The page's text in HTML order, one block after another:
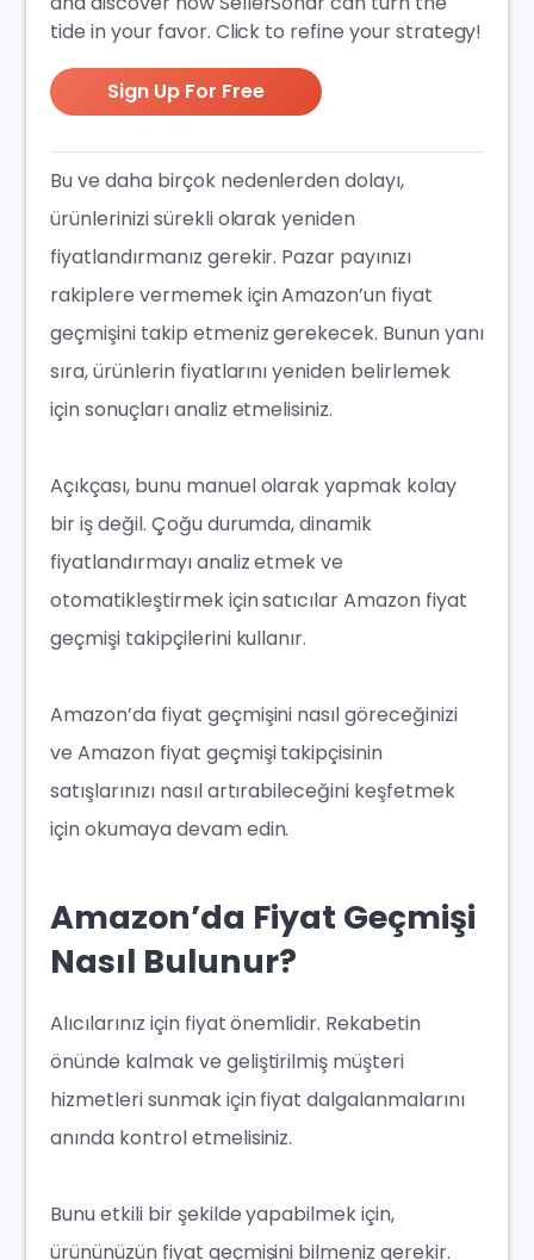
tide in your favor. Click to refine your strategy!
Sign Up For Free
Bu ve daha birçok nedenlerden dolayı,
ürünlerinizi sürekli olarak yeniden
fiyatlandırmanız gerekir. Pazar payınızı
rakiplere vermemek için Amazon’un fiyat
geçmişini takip etmeniz gerekecek. Bunun yanı
sıra, ürünlerin fiyatlarını yeniden belirlemek
için sonuçları analiz etmelisiniz.
Açıkçası, bunu manuel olarak yapmak kolay
bir iş değil. Çoğu durumda, dinamik
fiyatlandırmayı analiz etmek ve
otomatikleştirmek için satıcılar Amazon fiyat
geçmişi takipçilerini kullanır.
Amazon’da fiyat geçmişini nasıl göreceğinizi
ve Amazon fiyat geçmişi takipçisinin
satışlarınızı nasıl artırabileceğini keşfetmek
için okumaya devam edin.
Amazon’da Fiyat Geçmişi
Nasıl Bulunur?
Alıcılarınız için fiyat önemlidir. Rekabetin
önünde kalmak ve geliştirilmiş müşteri
hizmetleri sunmak için fiyat dalgalanmalarını
anında kontrol etmelisiniz.
Bunu etkili bir şekilde yapabilmek için,
ürününüzün fiyat geçmişini bilmeniz gerekir.